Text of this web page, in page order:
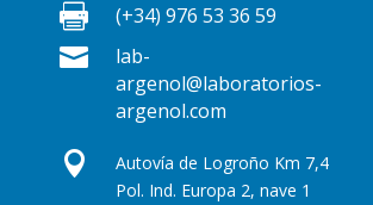
 (+34) 976 53 36 59

lab-
argenol@laboratorios-
argenol.com

Autovía de Logroño Km 7,4
Pol. Ind. Europa 2, nave 1